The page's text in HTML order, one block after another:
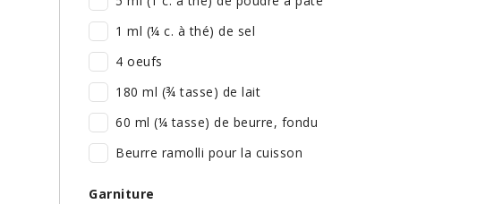
1 ml (¼ c. à thé) de sel
4 oeufs
180 ml (¾ tasse) de lait
60 ml (¼ tasse) de beurre, fondu
Beurre ramolli pour la cuisson
Garniture